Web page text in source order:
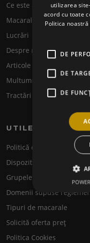
Ce este automacaraua?
Macarale-Automacarale
Lucrări
Despre noi
Articole
Multumim
Tractări camioane
UTILE
Politică de
Dispozitive de siguranță
Grupele macaragiilor
Domenii supuse
Tipuri de macarale
Solicită oferta preț
Politica Cookies
utilizarea
acord cu toate
Politica
DE
DE
DE